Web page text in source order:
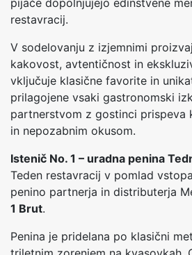
restavracij.
V sodelovanju z izjemnimi
kakovost, avtentičnost in
vključuje klasične favorite in
prilagojene vsaki gastronomski
partnerstvom z gostinci prispeva
in nepozabnim okusom.
Istenič No. 1 – uradna penina
Teden restavracij v pomlad
penino partnerja in distributerja
1 Brut.
Penina je pridelana po klasični